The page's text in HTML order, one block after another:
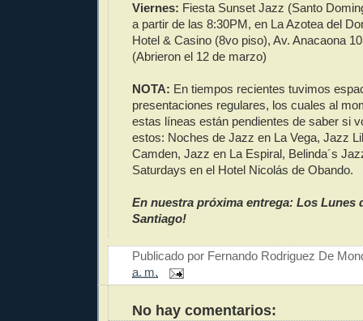
Viernes: Fiesta Sunset Jazz (Santo
a partir de las 8:30PM, en La Azotea del
Hotel & Casino (8vo piso), Av. Anacaona
(Abrieron el 12 de marzo)
NOTA: En tiempos recientes tuvimos
presentaciones regulares, los cuales al
estas líneas están pendientes de saber si
estos: Noches de Jazz en La Vega, Jazz
Camden, Jazz en La Espiral, Belinda´s
Saturdays en el Hotel Nicolás de Obando.
En nuestra próxima entrega: Los Lunes
Santiago!
Publicado por Fernando Rodriguez De
a. m.
No hay comentarios: